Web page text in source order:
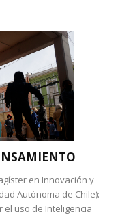
en Innovación y
Autónoma de Chile):
el uso de Inteligencia